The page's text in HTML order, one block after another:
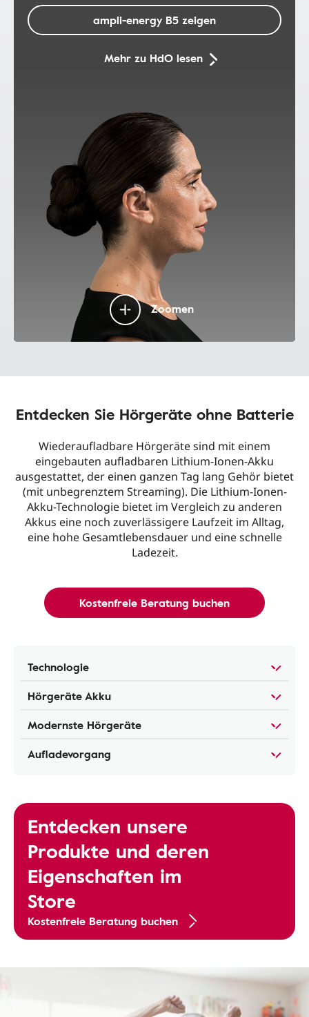
ampli-energy B5 zeigen
Mehr zu HdO lesen
Zoomen
Entdecken Sie Hörgeräte ohne Batterie
Wiederaufladbare Hörgeräte sind mit einem
eingebauten aufladbaren Lithium-Ionen-Akku
ausgestattet, der einen ganzen Tag lang Gehör bietet
(mit unbegrenztem Streaming). Die Lithium-Ionen-
Akku-Technologie bietet im Vergleich zu anderen
Akkus eine noch zuverlässigere Laufzeit im Alltag,
eine hohe Gesamtlebensdauer und eine schnelle
Ladezeit.
Kostenfreie Beratung buchen
Technologie
Hörgeräte Akku
Modernste Hörgeräte
Aufladevorgang
Entdecken unsere
Produkte und deren
Eigenschaften im
Store
Kostenfreie Beratung buchen